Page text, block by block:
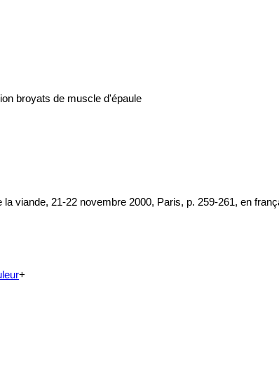
broyats de muscle d'épaule
viande, 21-22 novembre 2000, Paris, p. 259-261, en
+